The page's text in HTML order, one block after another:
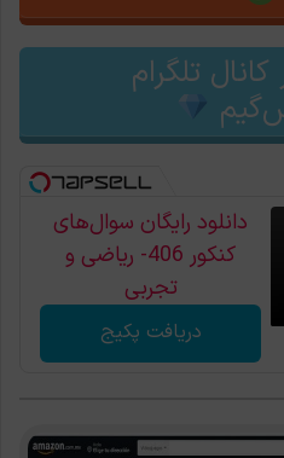
تلگرام
دانلود رایگان سوال‌های
کنکور 406- ریاضی و
تجربی
دریافت پکیج